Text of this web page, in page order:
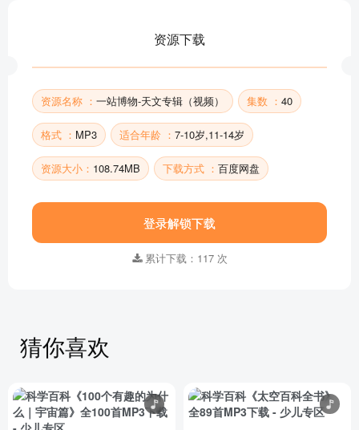
一站博物：太阳系专辑-冥王星
部分目录展示 ▶ 下载后解锁 40 首完整音频
资源下载
资源名称 ： 一站博物-天文专辑（视频） 集数 ： 40
格式 ： MP3 适合年龄 ： 7-10岁,11-14岁
资源大小： 108.74MB 下载方式 ： 百度网盘
登录解锁下载
累计下载：117 次
猜你喜欢